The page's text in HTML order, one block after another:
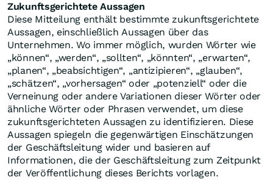
Zukunftsgerichtete Aussagen
Diese Mitteilung enthält bestimmte zukunftsgerichtete
Aussagen, einschließlich Aussagen über das
Unternehmen. Wo immer möglich, wurden Wörter wie
„können“, „werden“, „sollten“, „könnten“, „erwarten“,
„planen“, „beabsichtigen“, „antizipieren“, „glauben“,
„schätzen“, „vorhersagen“ oder „potenziell“ oder die
Verneinung oder andere Variationen dieser Wörter oder
ähnliche Wörter oder Phrasen verwendet, um diese
zukunftsgerichteten Aussagen zu identifizieren. Diese
Aussagen spiegeln die gegenwärtigen Einschätzungen
der Geschäftsleitung wider und basieren auf
Informationen, die der Geschäftsleitung zum Zeitpunkt
der Veröffentlichung dieses Berichts vorlagen.